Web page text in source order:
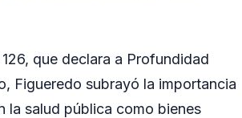
que declara a Profundidad
Figueredo subrayó la importancia
la salud pública como bienes